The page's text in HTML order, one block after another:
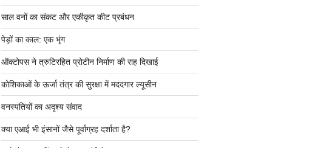
साल वनों का संकट और एकीकृत कीट प्रबंधन
पेड़ों का काल: एक भृंग
ऑक्टोपस ने त्रुटिरहित प्रोटीन निर्माण की राह दिखाई
कोशिकाओं के ऊर्जा तंत्र की सुरक्षा में मददगार ल्यूसीन
वनस्पतियों का अदृश्य संवाद
क्या एआई भी इंसानों जैसे पूर्वाग्रह दर्शाता है?